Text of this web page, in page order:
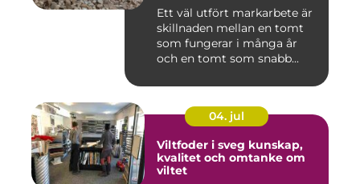
Ett väl utfört markarbete är
skillnaden mellan en tomt
som fungerar i många år
och en tomt som snabb...
04. jul
Viltfoder i sveg kunskap,
kvalitet och omtanke om
viltet